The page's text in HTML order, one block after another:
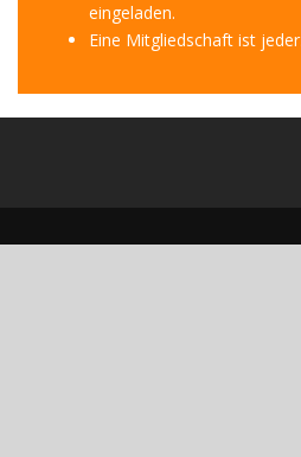
eingeladen.
Eine Mitgliedschaft ist